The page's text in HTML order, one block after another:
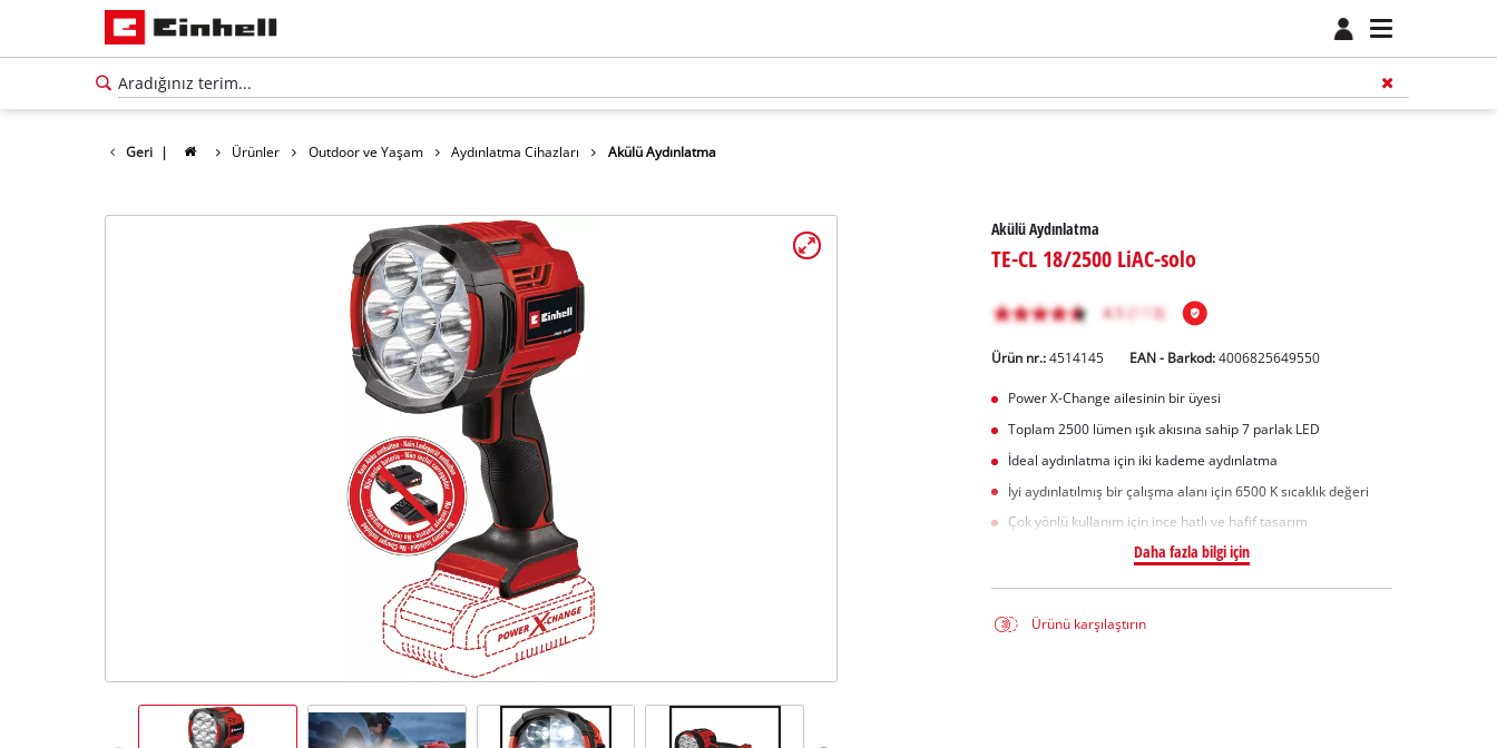
Geri | Ürünler Outdoor ve Yaşam Aydınlatma Cihazları Akülü Aydınlatma
Akülü Aydınlatma
TE-CL 18/2500 LiAC-solo
Ürün nr.: 4514145 EAN - Barkod:4006825649550
Power X-Change ailesinin bir üyesi
Toplam 2500 lümen ışık akısına sahip 7 parlak LED
İdeal aydınlatma için iki kademe aydınlatma
İyi aydınlatılmış bir çalışma alanı için 6500 K sıcaklık değeri
Çok yönlü kullanım için ince hatlı ve hafif tasarım
Daha fazla bilgi için
Ürünü karşılaştırın